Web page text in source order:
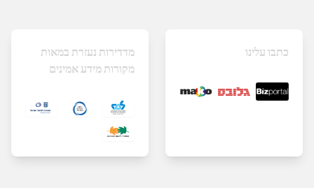
מדדירות נעזרת במאות
מקורות מידע אמינים
כתבו עלינו